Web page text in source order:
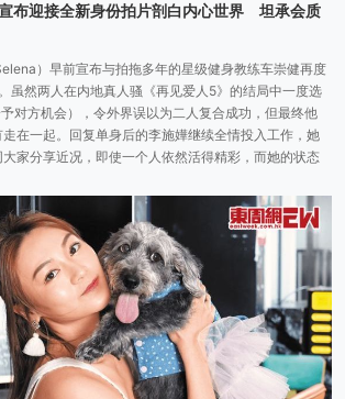
宣布迎接全新身份拍片剖白内心世界 坦承会质
）早前宣布与拍拖多年的星级健身教练车崇健再度
虽然两人在内地真人骚《再见爱人5》的结局中一度选
对方机会），令外界误以为二人复合成功，但最终他
在一起。回复单身后的李施嬅继续全情投入工作，她
家分享近况，即使一个人依然活得精彩，而她的状态